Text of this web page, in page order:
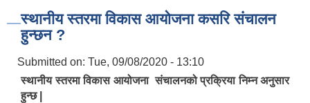
स्थानीय स्तरमा विकास आयोजना कसरि संचालन
हुन्छन ?
Submitted on: Tue, 09/08/2020 - 13:10
स्थानीय स्तरमा विकास आयोजना संचालनको प्रक्रिया निम्न अनुसार
हुन्छ |